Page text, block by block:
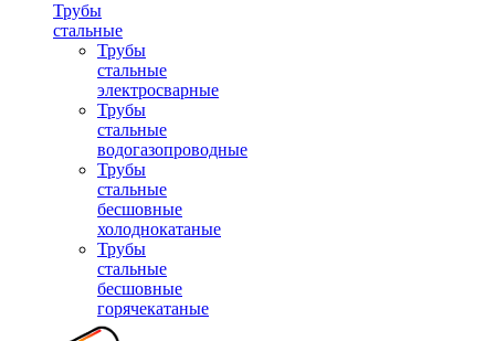
Трубы
стальные
Трубы
стальные
электросварные
Трубы
стальные
водогазопроводные
Трубы
стальные
бесшовные
холоднокатаные
Трубы
стальные
бесшовные
горячекатаные